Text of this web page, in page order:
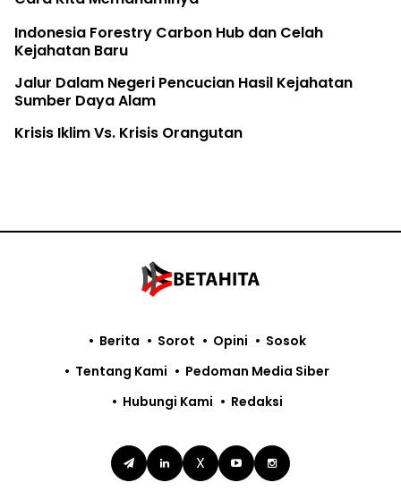
Hub dan Celah
Pencucian Hasil Kejahatan
Orangutan
Rifya Melawan
X
Berita Sorot Opini
Sosok
Tentang Kami
Pedoman Media Siber
Hubungi Kami
Redaksi